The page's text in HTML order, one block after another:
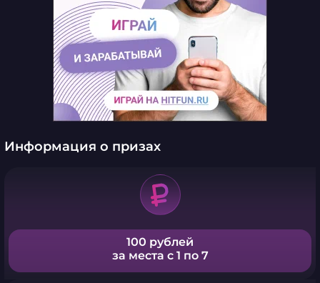
Информация о призах
100 рублей
за места с 1 по 7